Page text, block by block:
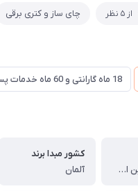
از 5 نظر چای ساز و کتری برقی
18 ماه گارانتی و 60 ماه خدمات پس از فروش و ضمانت تعویض
گارانتی : تضمین اصالت و سلامت فیزیکی کالا (اورجینال)
کشور مبدا برند
آلمان